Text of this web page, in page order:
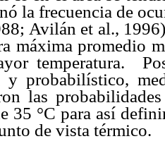
la frecuencia de
Avilán et al.,
máxima promedio
temperatura.
y probabilístico,
las
35 °C para así
de vista térmico.